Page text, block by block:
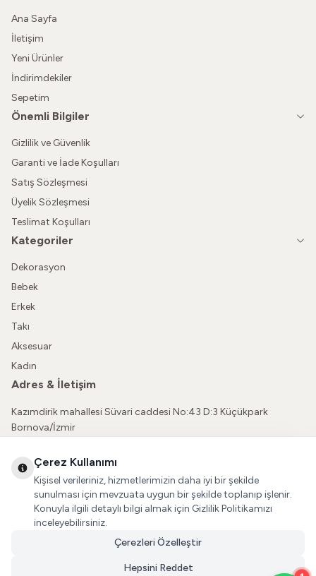
Ana Sayfa
İletişim
Yeni Ürünler
İndirimdekiler
Sepetim
Önemli Bilgiler
Gizlilik ve Güvenlik
Garanti ve İade Koşulları
Satış Sözleşmesi
Üyelik Sözleşmesi
Teslimat Koşulları
Kategoriler
Dekorasyon
Bebek
Erkek
Takı
Aksesuar
Kadın
Adres & İletişim
Kazımdirik mahallesi Süvari caddesi No:43 D:3 Küçükpark
Bornova/İzmir
vatkaliguve@gmail.com
Sosyal Medya
İnstagram
Çerez Kullanımı
Kişisel verileriniz, hizmetlerimizin daha iyi bir şekilde
sunulması için mevzuata uygun bir şekilde toplanıp işlenir.
Konuyla ilgili detaylı bilgi almak için Gizlilik Politikamızı
inceleyebilirsiniz.
Çerezleri Özelleştir
Hepsini Reddet